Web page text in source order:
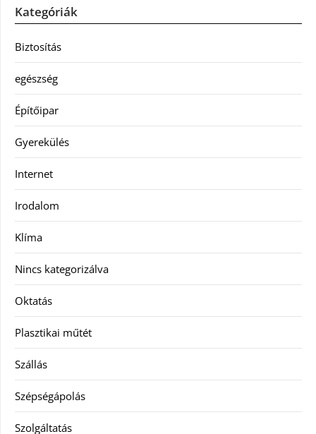
Kategóriák
Biztosítás
egészség
Építőipar
Gyerekülés
Internet
Irodalom
Klíma
Nincs kategorizálva
Oktatás
Plasztikai műtét
Szállás
Szépségápolás
Szolgáltatás